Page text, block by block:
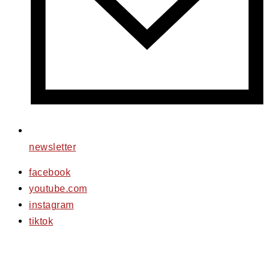
newsletter
facebook
youtube.com
instagram
tiktok